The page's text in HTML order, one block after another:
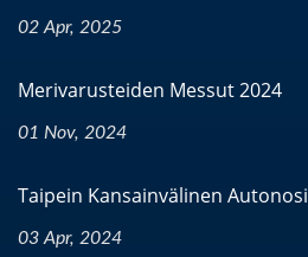
02 Apr, 2025
Merivarusteiden Messut 2024
01 Nov, 2024
Taipein Kansainvälinen
03 Apr, 2024